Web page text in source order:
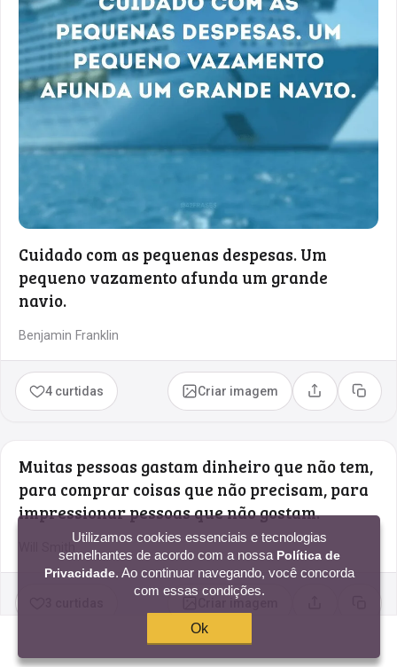
Cuidado com as pequenas despesas. Um
pequeno vazamento afunda um grande
navio.
Benjamin Franklin
4 curtidas Criar imagem Compartilhar
Copiar
Muitas pessoas gastam dinheiro que não tem,
para comprar coisas que não precisam, para
impressionar pessoas que não gostam.
Criar imagem Compartilhar
Copiar
Utilizamos cookies essenciais e tecnologias
semelhantes de acordo com a nossa Política de
Privacidade. Ao continuar navegando, você concorda
com essas condições.
Ok